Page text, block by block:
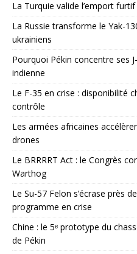
La Turquie valide l’emport furtif
La Russie transforme le Yak-
ukrainiens
Pourquoi Pékin concentre ses
indienne
Le F-35 en crise : disponibilité
contrôle
Les armées africaines
drones
Le BRRRRT Act : le Congrès
Warthog
Le Su-57 Felon s’écrase près
programme en crise
Chine : le 5ᵉ prototype du
de Pékin